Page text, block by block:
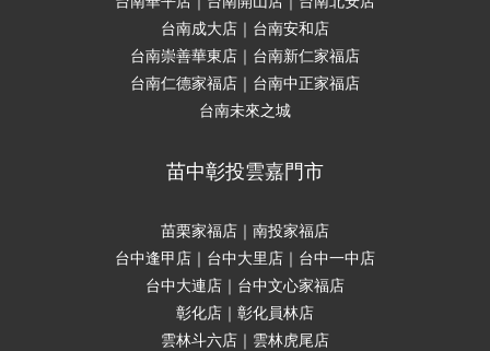
台南成大店｜台南安和店
台南崇善華東店｜台南新仁家福店
台南仁德家福店｜台南中正家福店
台南未來之城
苗中彰投雲嘉門市
苗栗家福店｜南投家福店
台中逢甲店｜台中大里店｜台中一中店
台中大連店｜台中文心家福店
彰化店｜彰化員林店
雲林斗六店｜雲林虎尾店